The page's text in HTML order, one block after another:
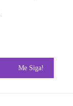
Me Siga!